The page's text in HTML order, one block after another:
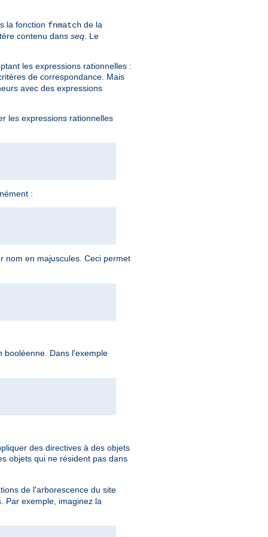
la fonction fnmatch de la
contenu dans seq . Le
les expressions rationnelles :
de correspondance. Mais
avec des expressions
les expressions rationnelles
:
nom en majuscules. Ceci permet
booléenne. Dans l'exemple
des directives à des objets
objets qui ne résident pas dans
de l'arborescence du site
Par exemple, imaginez la